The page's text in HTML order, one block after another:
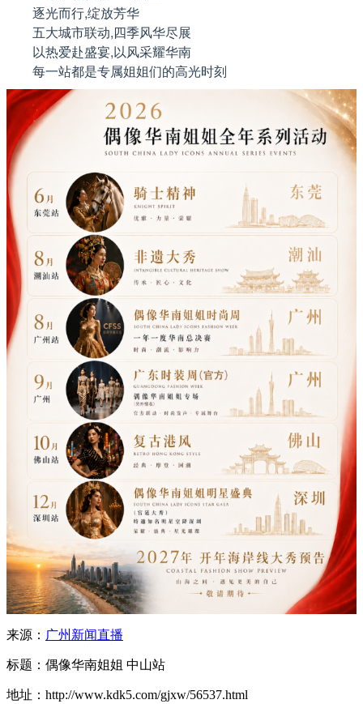
逐光而行,绽放芳华
五大城市联动,四季风华尽展
以热爱赴盛宴,以风采耀华南
每一站都是专属姐姐们的高光时刻
来源： 广州新闻直播
标题：偶像华南姐姐 中山站
地址：http://www.kdk5.com/gjxw/56537.html